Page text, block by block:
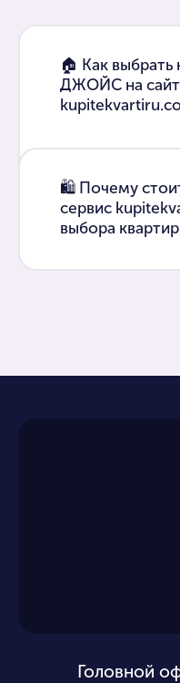
🏠 Как выбрать
ДЖОЙС на
🛍 Почему
сервис
выбора
Головной